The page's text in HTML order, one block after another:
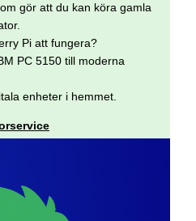
gör att du kan köra gamla
Pi att fungera?
PC 5150 till moderna
enheter i hemmet.